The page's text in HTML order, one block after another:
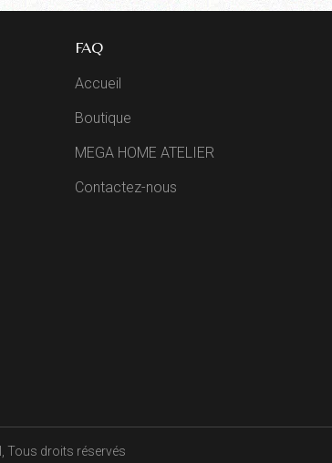
FAQ
Accueil
Boutique
MEGA HOME ATELIER
Contactez-nous
, Tous droits réservés